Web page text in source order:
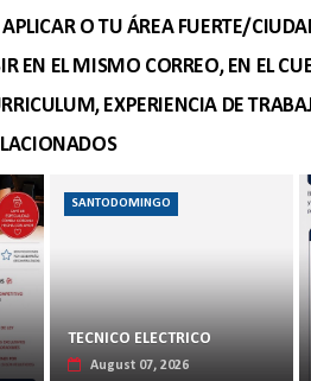
O TU ÁREA FUERTE/
EN EL MISMO CORREO, EN EL
EXPERIENCIA DE
SANTODOMINGO
TECNICO ELECTRICO
August 07, 2026